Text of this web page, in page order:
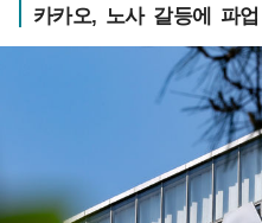
카카오, 노사 갈등에 파